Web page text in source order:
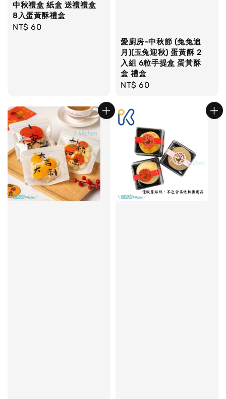
中秋禮盒 紙盒 送禮禮盒
8入蛋黃酥禮盒
Regular
NT$ 60
愛廚房~中秋節 (兔兔追
月)(玉兔迎秋) 蛋黃酥 2
入組 6粒手提盒 蛋黃酥
盒 禮盒
Regular
NT$ 60